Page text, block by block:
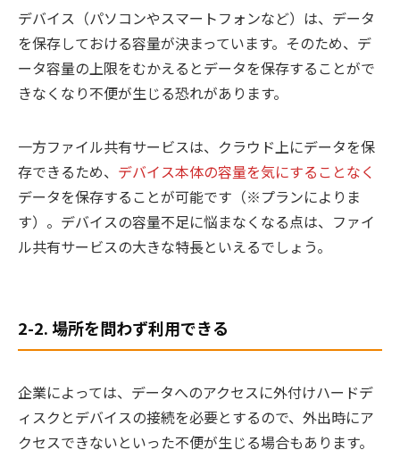
デバイス（パソコンやスマートフォンなど）は、データ
を保存しておける容量が決まっています。そのため、デ
ータ容量の上限をむかえるとデータを保存することがで
きなくなり不便が生じる恐れがあります。
一方ファイル共有サービスは、クラウド上にデータを保
存できるため、 デバイス本体の容量を気にすることなく
データを保存することが可能です（※プランによりま
す）。デバイスの容量不足に悩まなくなる点は、ファイ
ル共有サービスの大きな特長といえるでしょう。
2-2. 場所を問わず利用できる
企業によっては、データへのアクセスに外付けハードデ
ィスクとデバイスの接続を必要とするので、外出時にア
クセスできないといった不便が生じる場合もあります。